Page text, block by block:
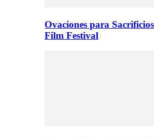
Ovaciones para
Film Festival